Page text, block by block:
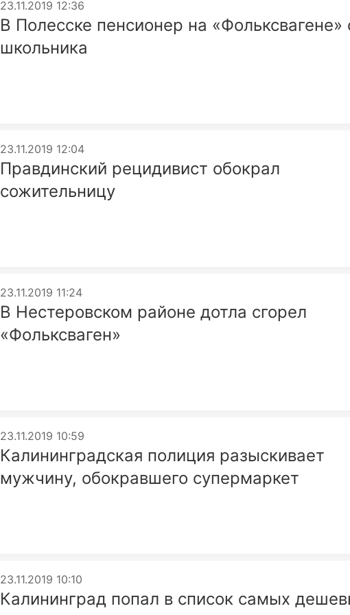
23.11.2019 12:36
В Полесске пенсионер на «Фольксвагене»
школьника
23.11.2019 12:04
Правдинский рецидивист обокрал
сожительницу
23.11.2019 11:24
В Нестеровском районе дотла сгорел
«Фольксваген»
23.11.2019 10:59
Калининградская полиция разыскивает
мужчину, обокравшего супермаркет
23.11.2019 10:10
Калининград попал в список самых